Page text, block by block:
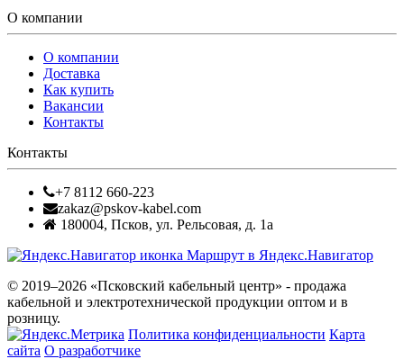
О компании
О компании
Доставка
Как купить
Вакансии
Контакты
Контакты
+7 8112 660-223
zakaz@pskov-kabel.com
180004, Псков, ул. Рельсовая, д. 1а
Маршрут в Яндекс.Навигатор
© 2019–2026 «Псковский кабельный центр» - продажа
кабельной и электротехнической продукции оптом и в
розницу.
Политика конфиденциальности Карта
сайта О разработчике